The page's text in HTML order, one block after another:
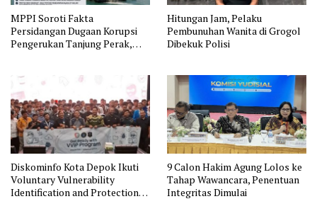
MPPI Soroti Fakta
Persidangan Dugaan Korupsi
Pengerukan Tanjung Perak,
Hitungan Jam, Pelaku
Pembunuhan Wanita di Grogol
Dibekuk Polisi
Diskominfo Kota Depok Ikuti
Voluntary Vulnerability
Identification and Protection
9 Calon Hakim Agung Lolos ke
Tahap Wawancara, Penentuan
Integritas Dimulai